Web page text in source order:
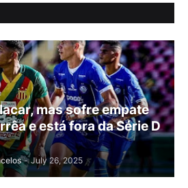
mas sofre empate
e está fora da Série D
- July 26, 2025